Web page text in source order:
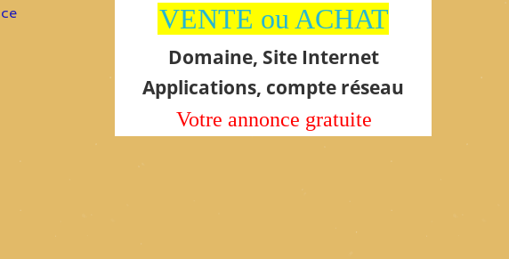
VENTE ou ACHAT
Domaine, Site Internet
Applications, compte réseau
Votre annonce gratuite